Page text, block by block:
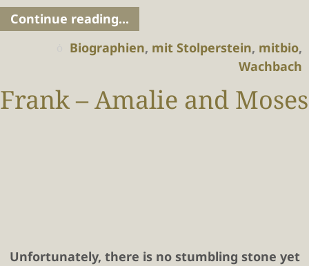
Continue reading...
Biographien, mit Stolperstein, mitbio,
Wachbach
Frank – Amalie and Moses
Unfortunately, there is no stumbling stone yet